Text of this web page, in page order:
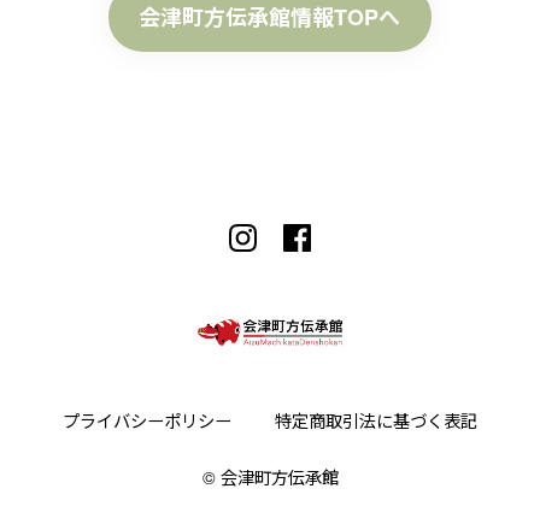
会津町方伝承館情報TOPへ
プライバシーポリシー 特定商取引法に基づく表記
©︎ 会津町方伝承館